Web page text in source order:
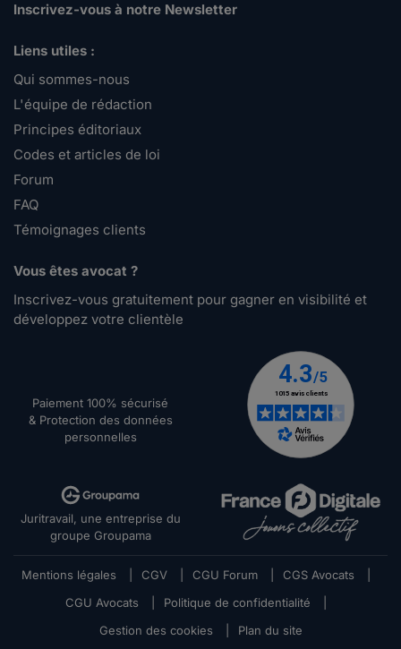
Inscrivez-vous à notre Newsletter
Liens utiles :
Qui sommes-nous
L'équipe de rédaction
Principes éditoriaux
Codes et articles de loi
Forum
FAQ
Témoignages clients
Vous êtes avocat ?
Inscrivez-vous gratuitement pour gagner en visibilité et
développez votre clientèle
Paiement 100% sécurisé
& Protection des données
personnelles
Juritravail, une entreprise du
groupe Groupama
Mentions légales CGV CGU Forum CGS Avocats
CGU Avocats
Politique de confidentialité
Gestion des cookies
Plan du site